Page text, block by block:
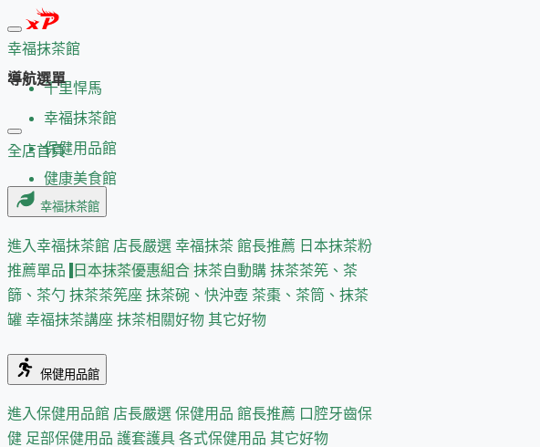
幸福抹茶館
千里悍馬
幸福抹茶館
保健用品館
健康美食館
導航選單
全店首頁
幸福抹茶館
進入幸福抹茶館 店長嚴選 幸福抹茶 館長推薦 日本抹茶粉
推薦單品
日本抹茶優惠組合 抹茶自動購 抹茶茶筅、茶
篩、茶勺 抹茶茶筅座 抹茶碗、快沖壺 茶棗、茶筒、抹茶
罐 幸福抹茶講座 抹茶相關好物 其它好物
保健用品館
進入保健用品館 店長嚴選 保健用品 館長推薦 口腔牙齒保
健 足部保健用品 護套護具 各式保健用品 其它好物